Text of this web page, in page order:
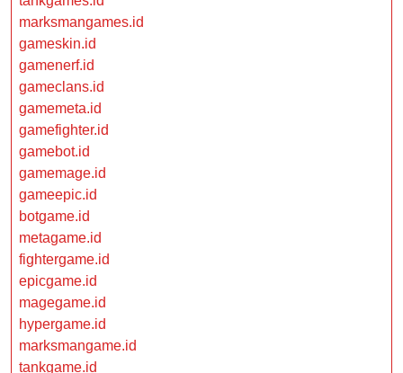
marksmangames.id
gameskin.id
gamenerf.id
gameclans.id
gamemeta.id
gamefighter.id
gamebot.id
gamemage.id
gameepic.id
botgame.id
metagame.id
fightergame.id
epicgame.id
magegame.id
hypergame.id
marksmangame.id
tankgame.id